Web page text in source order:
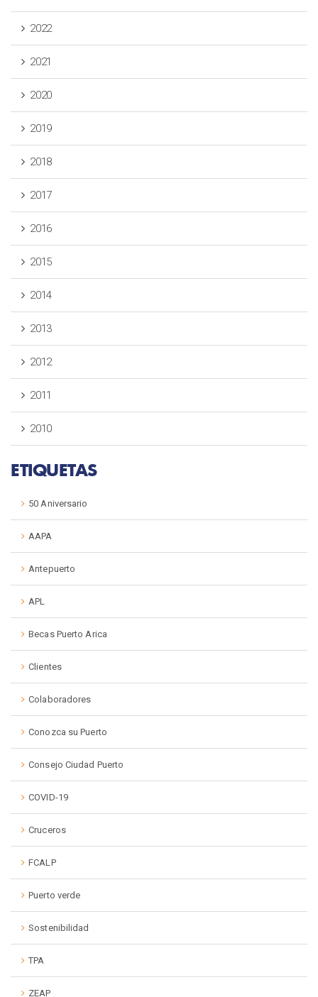
2022
2021
2020
2019
2018
2017
2016
2015
2014
2013
2012
2011
2010
ETIQUETAS
50 Aniversario
AAPA
Antepuerto
APL
Becas Puerto Arica
Clientes
Colaboradores
Conozca su Puerto
Consejo Ciudad Puerto
COVID-19
Cruceros
FCALP
Puerto verde
Sostenibilidad
TPA
ZEAP